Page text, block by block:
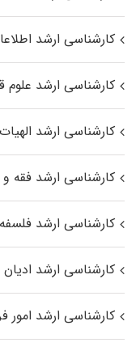
کارشناسی ارشد
کارشناسی ارشد
کارشناسی ارشد
کارشناسی ارشد فقه
کارشناسی ارشد
کارشناسی ارشد
کارشناسی ارشد امور